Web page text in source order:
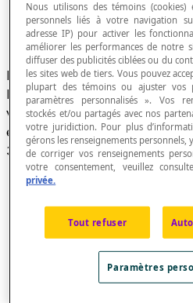
Mathématicien allemand
Il est à l'origine de
verticales pour écrire la
expression mathématique
3|, etc.
Nous utilisons des témoins
personnels liés à votre navigation
adresse IP) pour activer les
améliorer les performances de notre
diffuser des publicités ciblées ou du
les sites web de tiers. Vous pouvez
plupart des témoins ou ajuster vos
paramètres personnalisés ». Vos
stockés et/ou partagés avec nos
votre juridiction. Pour plus
gérons les renseignements personnels,
de corriger vos renseignements
votre consentement, veuillez
privée.
Tout refuser
Paramètres